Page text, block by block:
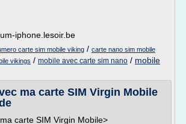
iphone.lesoir.be
carte sim mobile viking / carte nano sim mobile
vikings / mobile avec carte sim nano / mobile
ma carte SIM Virgin Mobile
carte SIM Virgin Mobile>